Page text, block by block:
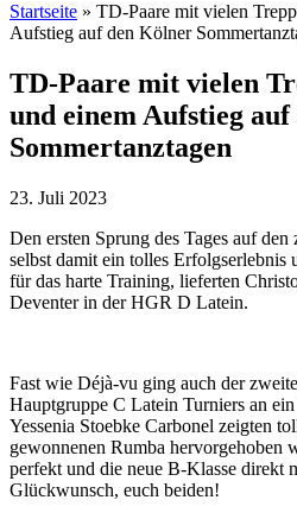
Startseite » TD-Paare mit vielen
Aufstieg auf den Kölner
TD-Paare mit vielen
und einem Aufstieg
Sommertanztagen
23. Juli 2023
Den ersten Sprung des Tages auf
selbst damit ein tolles Erfolgserlebnis
für das harte Training, lieferten
Deventer in der HGR D Latein.
Fast wie Déjà-vu ging auch der
Hauptgruppe C Latein Turniers an
Yessenia Stoebke Carbonel zeigten
gewonnenen Rumba hervorgehoben
perfekt und die neue B-Klasse direkt
Glückwunsch, euch beiden!